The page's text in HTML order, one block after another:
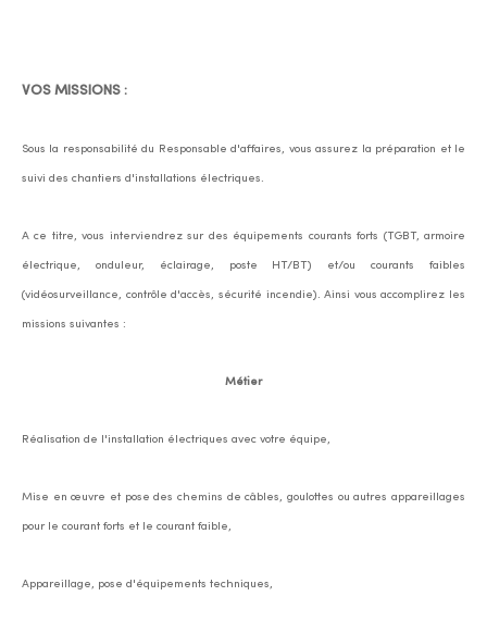
VOS MISSIONS :
Sous la responsabilité du Responsable d'affaires, vous assurez la préparation et le
suivi des chantiers d'installations électriques.
A ce titre, vous interviendrez sur des équipements courants forts (TGBT, armoire
électrique, onduleur, éclairage, poste HT/BT) et/ou courants faibles
(vidéosurveillance, contrôle d'accès, sécurité incendie). Ainsi vous accomplirez les
missions suivantes :
Métier
Réalisation de l'installation électriques avec votre équipe,
Mise en œuvre et pose des chemins de câbles, goulottes ou autres appareillages
pour le courant forts et le courant faible,
Appareillage, pose d'équipements techniques,